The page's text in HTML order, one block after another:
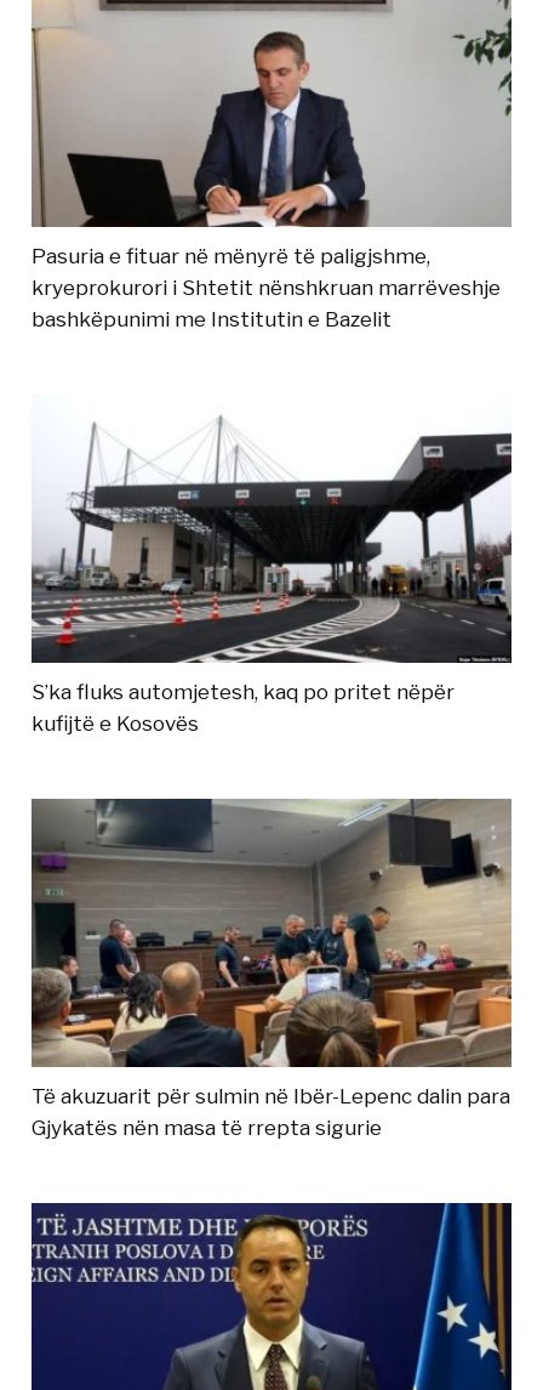
Pasuria e fituar në mënyrë të paligjshme,
kryeprokurori i Shtetit nënshkruan marrëveshje
bashkëpunimi me Institutin e Bazelit
S’ka fluks automjetesh, kaq po pritet nëpër
kufijtë e Kosovës
Të akuzuarit për sulmin në Ibër-Lepenc dalin para
Gjykatës nën masa të rrepta sigurie